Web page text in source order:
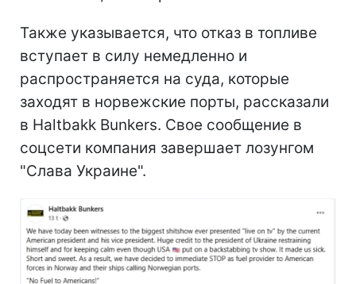
Также указывается, что отказ в топливе
вступает в силу немедленно и
распространяется на суда, которые
заходят в норвежские порты, рассказали
в Haltbakk Bunkers. Свое сообщение в
соцсети компания завершает лозунгом
"Слава Украине".